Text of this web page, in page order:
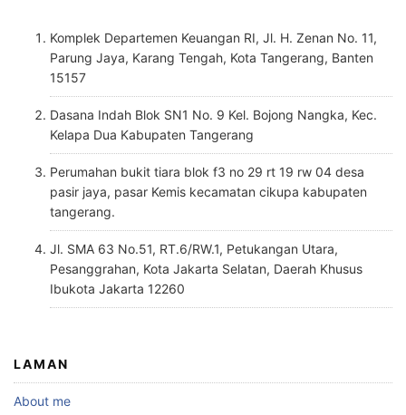
Komplek Departemen Keuangan RI, Jl. H. Zenan No. 11,
Parung Jaya, Karang Tengah, Kota Tangerang, Banten
15157
Dasana Indah Blok SN1 No. 9 Kel. Bojong Nangka, Kec.
Kelapa Dua Kabupaten Tangerang
Perumahan bukit tiara blok f3 no 29 rt 19 rw 04 desa
pasir jaya, pasar Kemis kecamatan cikupa kabupaten
tangerang.
Jl. SMA 63 No.51, RT.6/RW.1, Petukangan Utara,
Pesanggrahan, Kota Jakarta Selatan, Daerah Khusus
Ibukota Jakarta 12260
LAMAN
About me